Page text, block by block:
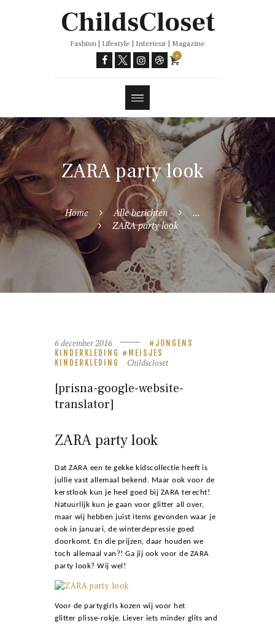
ChildsCloset
Fashion | Lifestyle | Interieur | Magazine
0
ZARA party look
Home Alle berichten
...
ZARA party look
Trends
6 december 2016
JONGENS
KINDERKLEDING
MEISJES
KINDERKLEDING
Childscloset
[prisna-google-website-
translator]
ZARA party look
Dat ZARA een te gekke kidscollectie heeft is
jullie vast allemaal bekend. Maar ook voor de
kerstlook kun je heel goed bij ZARA terecht!
Natuurlijk kun je gaan voor glitter all over,
maar wij hebben juist items gevonden waar je
ook in januari, de winterdepressie goed
doorkomt. En die prijzen, daar houden we
toch allemaal van?! Ga jij ook voor de ZARA
party look? Wij wel!
Voor de partygirls kozen wij voor het
glitter plisse-rokje. Liever iets minder glits and